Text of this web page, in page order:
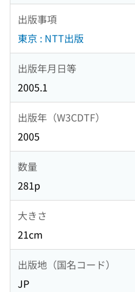
出版事項
東京 : NTT出版
出版年月日等
2005.1
出版年（W3CDTF）
2005
数量
281p
大きさ
21cm
出版地（国名コード）
JP